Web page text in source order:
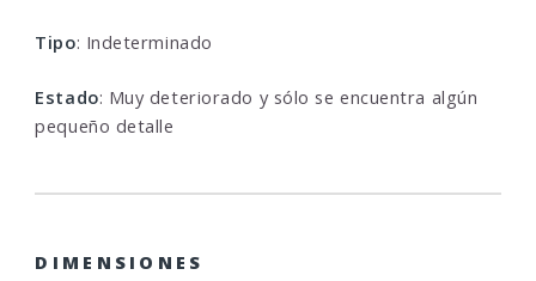
Tipo: Indeterminado
Estado: Muy deteriorado y sólo se encuentra algún
pequeño detalle
DIMENSIONES